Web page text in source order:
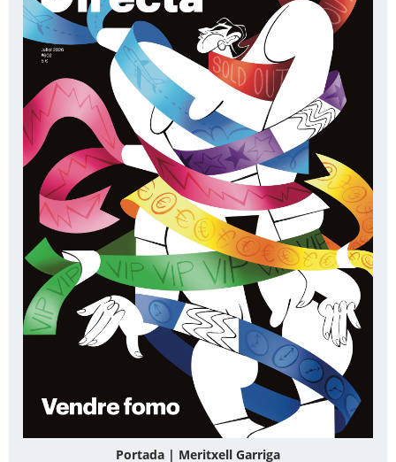
Portada | Meritxell Garriga